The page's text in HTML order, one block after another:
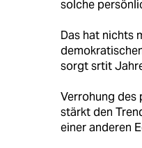
solche
Das hat nichts
sorgt srtit
Verrohung des
stärkt den
einer anderen